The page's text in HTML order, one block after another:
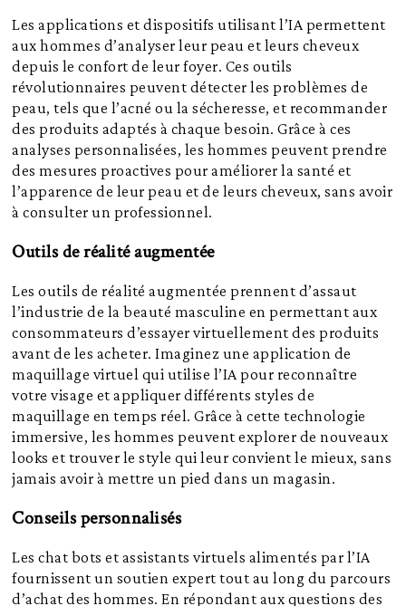
Les applications et dispositifs utilisant l’IA permettent
aux hommes d’analyser leur peau et leurs cheveux
depuis le confort de leur foyer. Ces outils
révolutionnaires peuvent détecter les problèmes de
peau, tels que l’acné ou la sécheresse, et recommander
des produits adaptés à chaque besoin. Grâce à ces
analyses personnalisées, les hommes peuvent prendre
des mesures proactives pour améliorer la santé et
l’apparence de leur peau et de leurs cheveux, sans avoir
à consulter un professionnel.
Outils de réalité augmentée
Les outils de réalité augmentée prennent d’assaut
l’industrie de la beauté masculine en permettant aux
consommateurs d’essayer virtuellement des produits
avant de les acheter. Imaginez une application de
maquillage virtuel qui utilise l’IA pour reconnaître
votre visage et appliquer différents styles de
maquillage en temps réel. Grâce à cette technologie
immersive, les hommes peuvent explorer de nouveaux
looks et trouver le style qui leur convient le mieux, sans
jamais avoir à mettre un pied dans un magasin.
Conseils personnalisés
Les chat bots et assistants virtuels alimentés par l’IA
fournissent un soutien expert tout au long du parcours
d’achat des hommes. En répondant aux questions des